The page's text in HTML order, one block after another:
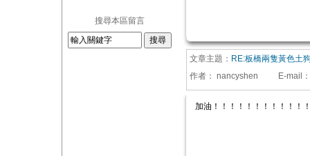
搜尋本區留言
文章主題： RE:板橋兩隻黃色土
作者： nancyshen E-mail ：
加油！！！！！！！！！！！